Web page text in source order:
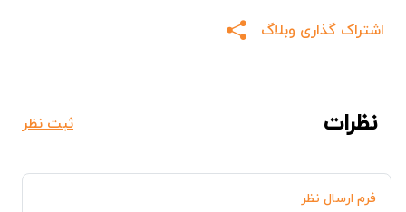
اشتراک گذاری وبلاگ
نظرات ثبت نظر
فرم ارسال نظر